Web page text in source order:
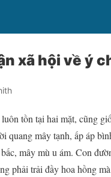
xã hội về ý
tồn tại hai mặt, cũng
quang mây tạnh, ấp áp
mây mù u ám. Con
phải trải đầy hoa hồng